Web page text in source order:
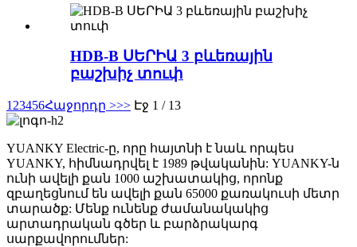
HDB-B ՍԵՐԻԱ 3 բևեռային
բաշխիչ տուփ
1 23456Հաջորդը >>> Էջ 1 / 13
YUANKY Electric-ը, որը հայտնի է նաև որպես
YUANKY, հիմնադրվել է 1989 թվականին: YUANKY-ն
ունի ավելի քան 1000 աշխատակից, որոնք
զբաղեցնում են ավելի քան 65000 քառակուսի մետր
տարածք: Մենք ունենք ժամանակակից
արտադրական գծեր և բարձրակարգ
սարքավորումներ: